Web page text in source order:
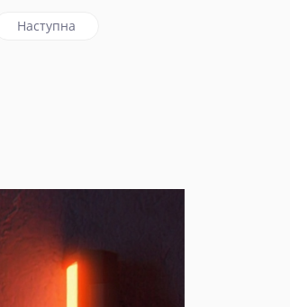
наступна стаття: Генпрокурор: в Україні
Наступна